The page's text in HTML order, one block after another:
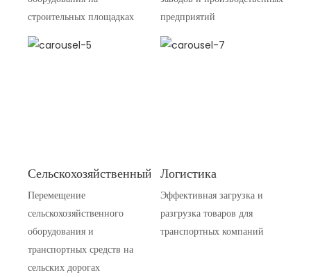
строительных площадках
предприятий
Сельскохозяйственный
Перемещение
сельскохозяйственного
оборудования и
транспортных средств на
сельских дорогах
Логистика
Эффективная загрузка и
разгрузка товаров для
транспортных компаний